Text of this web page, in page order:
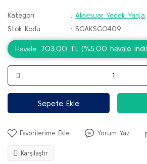
Kategori
Aksesuar Yedek Yarça
Stok Kodu
SGAKSGO409
Havale 703,00 TL (%5,00 havale
Sepete Ekle
Yorum Yaz
Karşılaştır